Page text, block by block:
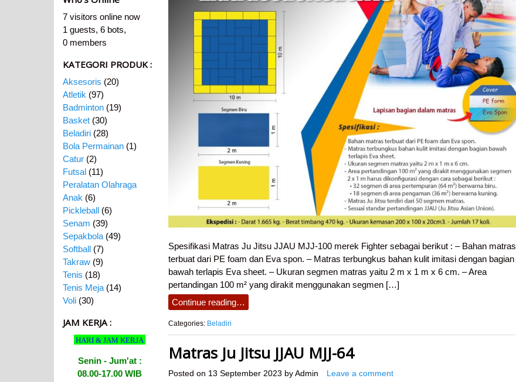
Spesifikasi Matras Ju Jitsu JJAU MJJ-100 merek Fighter sebagai berikut : – Bahan matras
terbuat dari PE foam dan Eva spon. – Matras terbungkus bahan kulit imitasi dengan bagian
bawah terlapis Eva sheet. – Ukuran segmen matras yaitu 2 m x 1 m x 6 cm. – Area
pertandingan 100 m² yang dirakit menggunakan segmen […]
Continue reading…
Categories: Beladiri
Matras Ju Jitsu JJAU MJJ-64
Posted on 13 September 2023 by Admin Leave a comment
7 visitors online now
1 guests, 6 bots,
0 members
KATEGORI PRODUK :
Aksesoris (20)
Atletik (97)
Badminton (19)
Basket (30)
Beladiri (28)
Bola Permainan (1)
Catur (2)
Futsal (11)
Peralatan Olahraga
Anak (6)
Pickleball (6)
Senam (39)
Sepakbola (49)
Softball (7)
Takraw (9)
Tenis (18)
Tenis Meja (14)
Voli (30)
JAM KERJA :
HARI & JAM KERJA
Senin - Jum'at :
08.00-17.00 WIB